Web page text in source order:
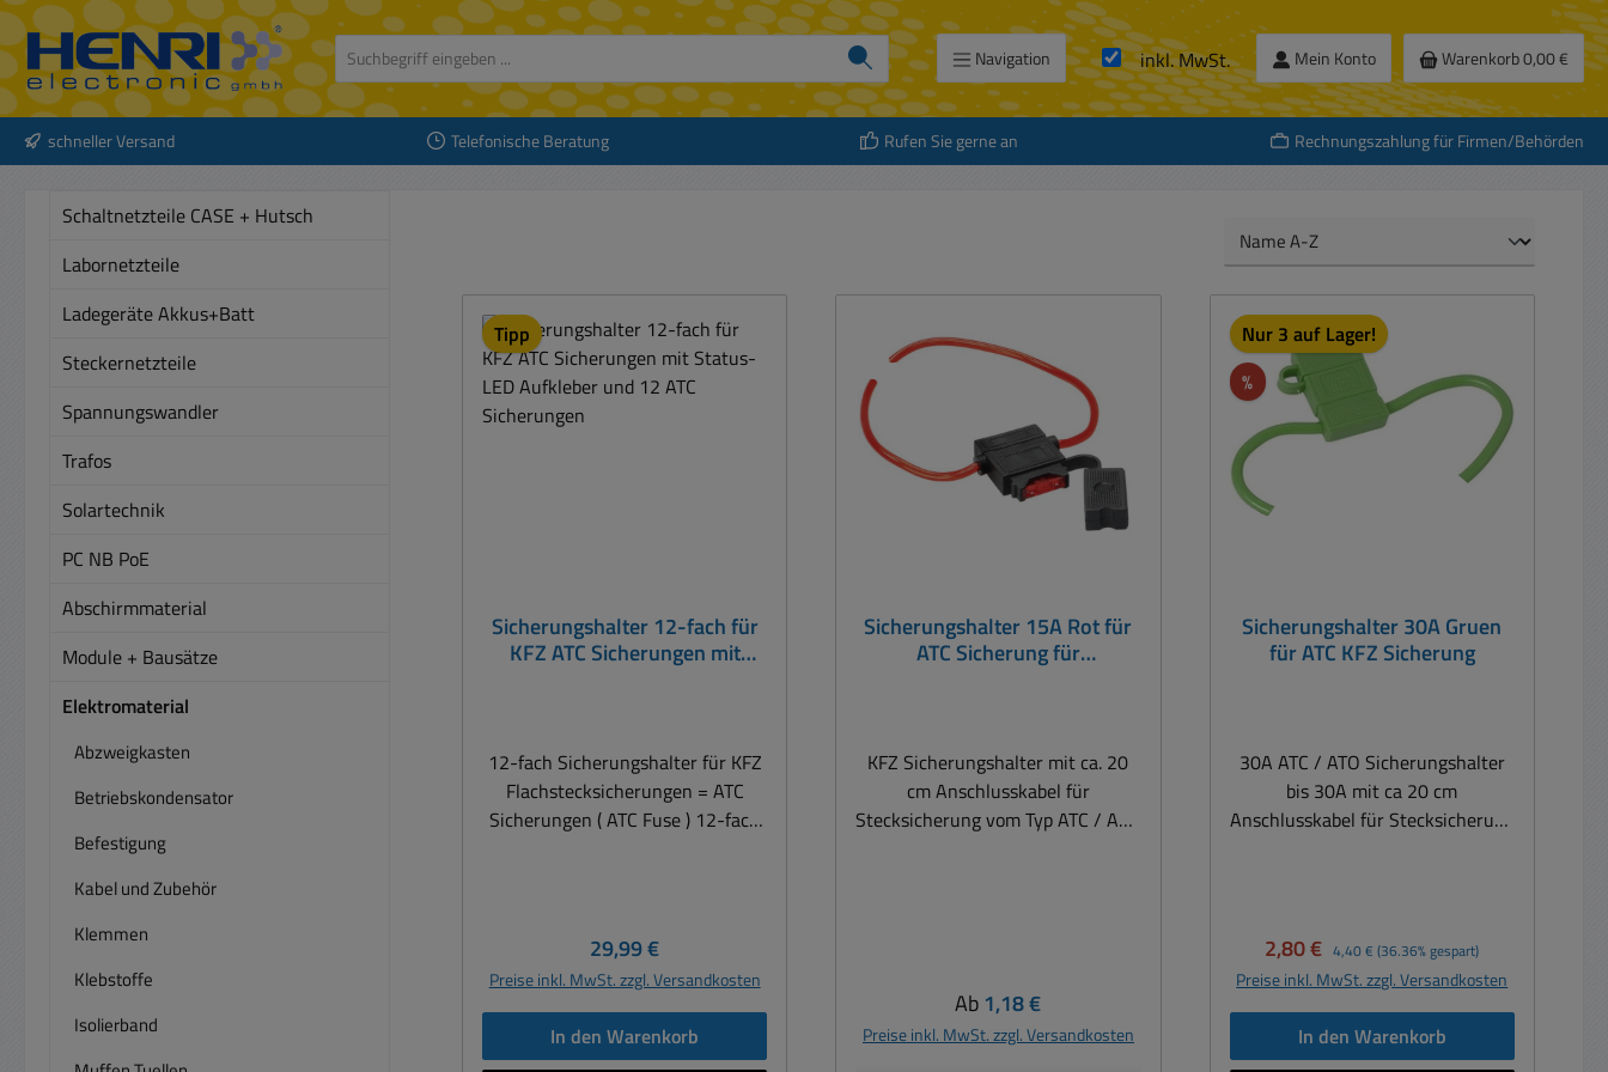
Hauptinhalt springen
Zur Suche springen
Zur Hauptnavigation springen
Navigation inkl. MwSt. Mein Konto Warenkorb0,00 €
schneller Versand Telefonische Beratung Rufen Sie gerne an Rechnungszahlung für Firmen/Behörden
Schaltnetzteile CASE + Hutsch
Labornetzteile
Ladegeräte Akkus+Batt
Steckernetzteile
Spannungswandler
Trafos
Solartechnik
PC NB PoE
Abschirmmaterial
Module + Bausätze
Elektromaterial
Abzweigkasten
Betriebskondensator
Befestigung
Kabel und Zubehör
Klemmen
Klebstoffe
Isolierband
Tipp
Sicherungshalter 12-fach für
KFZ ATC Sicherungen mit
12-fach Sicherungshalter für KFZ
Flachstecksicherungen = ATC
Sicherungen ( ATC Fuse ) 12-fach
individuelle Stromverteiler und
Sicherungshalterkombinationen
12-fach Sicherungshalter bzw.
Sicherungsverteiler für KFZ
Regulärer Preis:
29,99 €
Preise inkl. MwSt. zzgl. Versandkosten
In den Warenkorb
Sicherungshalter 15A Rot für
ATC Sicherung für
KFZ Sicherungshalter mit ca. 20
cm Anschlusskabel für
Stecksicherung vom Typ ATC / ATO
Feuchtefeste Ausführung mit
Schutzdeckel Abmessungen ca.:
B:28mm H:45mm T:11mm
Regulärer Preis:
Ab 1,18 €
Preise inkl. MwSt. zzgl. Versandkosten
Nur 3 auf Lager!
%Rabatt
Sicherungshalter 30A Gruen
für ATC KFZ Sicherung
30A ATC / ATO Sicherungshalter
bis 30A mit ca 20 cm
Anschlusskabel für Stecksicherung
Feuchtefeste Ausführung mit
Schutzdeckel Abmessungen ca.:
B:28mm H:45mm T:11mm
Kabellitze 4qmm Lieferung ohne
Verkaufspreis:
2,80 € Regulärer Preis:
4,40 € (36.36% gespart)
Preise inkl. MwSt. zzgl. Versandkosten
In den Warenkorb